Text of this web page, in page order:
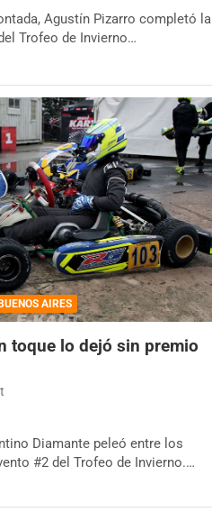
Agustín Pizarro completó la
Trofeo de Invierno…
AIRES
toque lo dejó sin premio
Diamante peleó entre los
#2 del Trofeo de Invierno.…